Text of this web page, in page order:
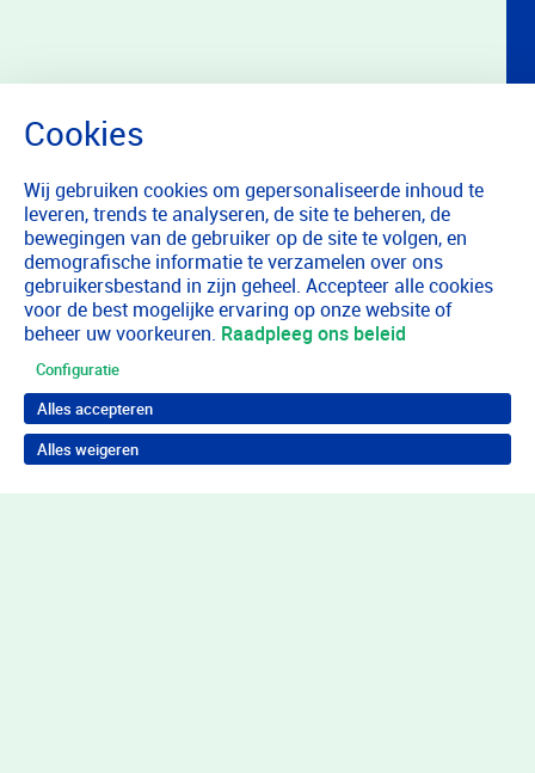
Wij gebruiken cookies om gepersonaliseerde inhoud te
leveren, trends te analyseren, de site te beheren, de
bewegingen van de gebruiker op de site te volgen, en
demografische informatie te verzamelen over ons
gebruikersbestand in zijn geheel. Accepteer alle cookies
voor de best mogelijke ervaring op onze website of
beheer uw voorkeuren. Raadpleeg ons beleid
Configuratie
Alles accepteren
Alles weigeren